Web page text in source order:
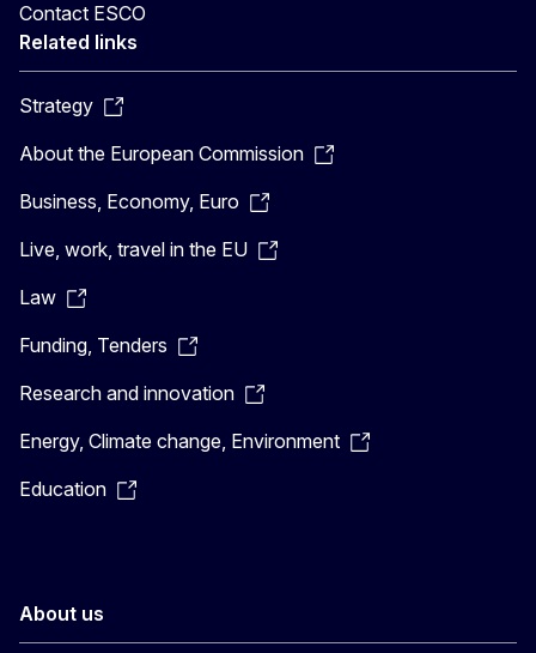
Contact ESCO
Related links
Strategy
About the European Commission
Business, Economy, Euro
Live, work, travel in the EU
Law
Funding, Tenders
Research and innovation
Energy, Climate change, Environment
Education
About us